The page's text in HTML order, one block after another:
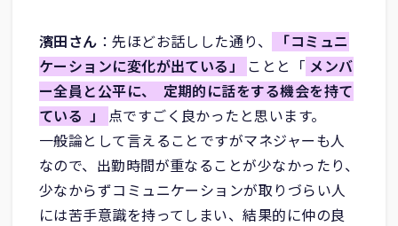
濱田さん ：先ほどお話しした通り、
「コミュニ
ケーションに変化が出ている」
ことと「 メンバ
ー全員と公平に、
定期的に話をする機会を持て
ている 」
点ですごく良かったと思います。
一般論として言えることですがマネジャーも人
なので、出勤時間が重なることが少なかったり、
少なからずコミュニケーションが取りづらい人
には苦手意識を持ってしまい、結果的に仲の良